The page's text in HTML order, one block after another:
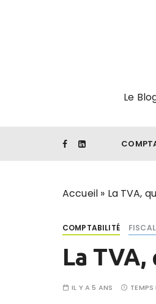
Le
Accueil » La TVA,
COMPTABILITÉ
La TVA,
IL Y A 5 ANS TEMPS